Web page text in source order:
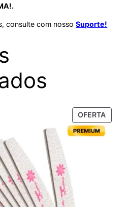
consulte com nossoSuporte!
OFERTA
EM